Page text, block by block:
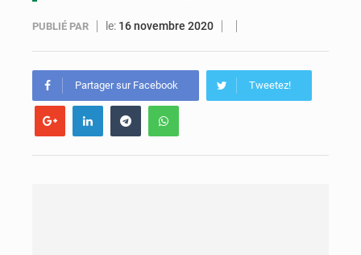
PUBLIÉ PAR le: 16 novembre 2020
Partager sur Facebook Tweetez!